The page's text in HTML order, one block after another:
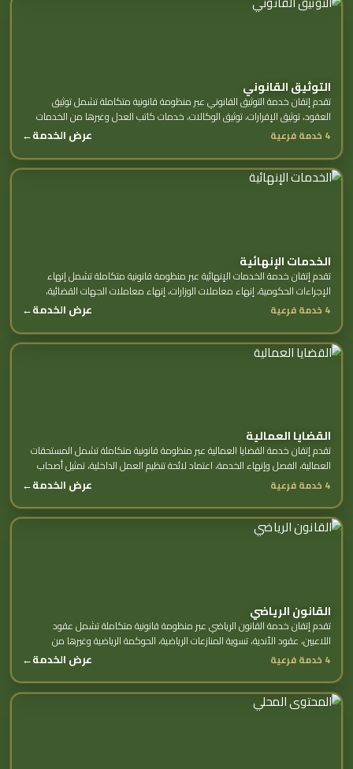
التوثيق القانوني
تقدم إتقان خدمة التوثيق القانوني عبر منظومة قانونية متكاملة تشمل توثيق
العقود، توثيق الإقرارات، توثيق الوكالات، خدمات كاتب العدل وغيرها من الخدمات
الفرعية.4 خدمة فرعية عرض الخدمة←
الخدمات الإنهائية
تقدم إتقان خدمة الخدمات الإنهائية عبر منظومة قانونية متكاملة تشمل إنهاء
الإجراءات الحكومية، إنهاء معاملات الوزارات، إنهاء معاملات الجهات القضائية،
متابعة المعاملات وغيرها من...4 خدمة فرعية عرض الخدمة←
القضايا العمالية
تقدم إتقان خدمة القضايا العمالية عبر منظومة قانونية متكاملة تشمل المستحقات
العمالية، الفصل وإنهاء الخدمة، اعتماد لائحة تنظيم العمل الداخلية، تمثيل أصحاب
العمل والموظفين...4 خدمة فرعية عرض الخدمة←
القانون الرياضي
تقدم إتقان خدمة القانون الرياضي عبر منظومة قانونية متكاملة تشمل عقود
اللاعبين، عقود الأندية، تسوية المنازعات الرياضية، الحوكمة الرياضية وغيرها من
الخدمات الفرعية.4 خدمة فرعية عرض الخدمة←